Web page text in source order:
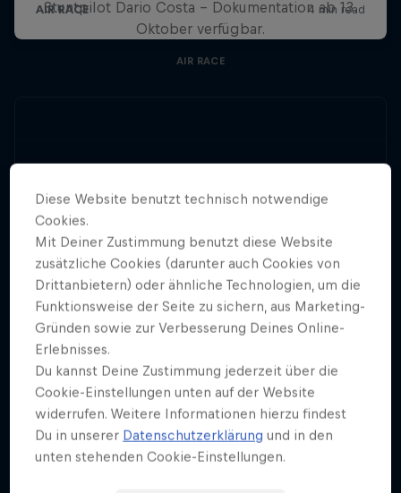
Stuntpilot Dario Costa - Dokumentation ab 13.
Oktober verfügbar.
AIR RACE
Diese Website benutzt technisch notwendige
Cookies.
Mit Deiner Zustimmung benutzt diese Website
zusätzliche Cookies (darunter auch Cookies von
Drittanbietern) oder ähnliche Technologien, um die
Funktionsweise der Seite zu sichern, aus Marketing-
Gründen sowie zur Verbesserung Deines Online-
Erlebnisses.
Du kannst Deine Zustimmung jederzeit über die
Cookie-Einstellungen unten auf der Website
widerrufen. Weitere Informationen hierzu findest
Du in unserer Datenschutzerklärung und in den
unten stehenden Cookie-Einstellungen.